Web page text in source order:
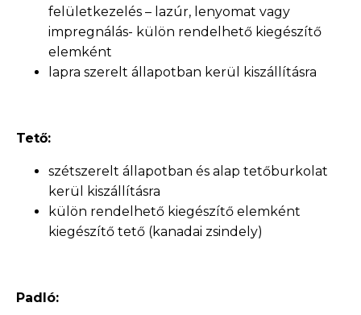
felületkezelés – lazúr, lenyomat vagy
impregnálás- külön rendelhető kiegészítő
elemként
lapra szerelt állapotban kerül kiszállításra
Tető:
szétszerelt állapotban és alap tetőburkolat
kerül kiszállításra
külön rendelhető kiegészítő elemként
kiegészítő tető (kanadai zsindely)
Padló: